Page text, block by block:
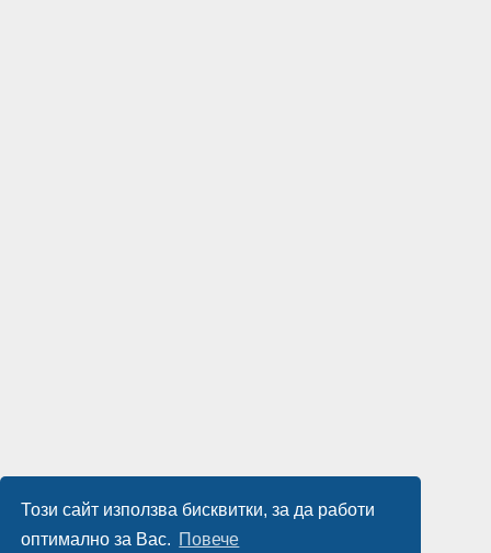
Този сайт използва бисквитки, за да работи
оптимално за Вас. Повече